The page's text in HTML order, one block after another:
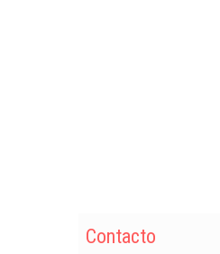
Contacto